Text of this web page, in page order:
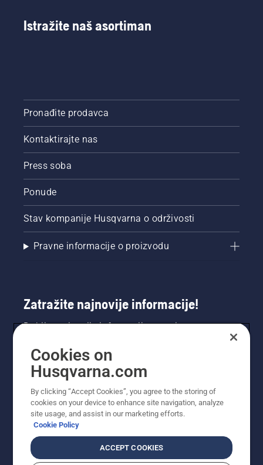
Istražite naš asortiman
Pronađite prodavca
Kontaktirajte nas
Press soba
Ponude
Stav kompanije Husqvarna o održivosti
Pravne informacije o proizvodu
Zatražite najnovije informacije!
Dobijte najnovije informacije o novim
toga. Ovdje se registrirajte za naš bilten.
Cookies on
Husqvarna.com
By clicking “Accept Cookies”, you agree to the storing of
cookies on your device to enhance site navigation, analyze
site usage, and assist in our marketing efforts.
Cookie Policy
ACCEPT COOKIES